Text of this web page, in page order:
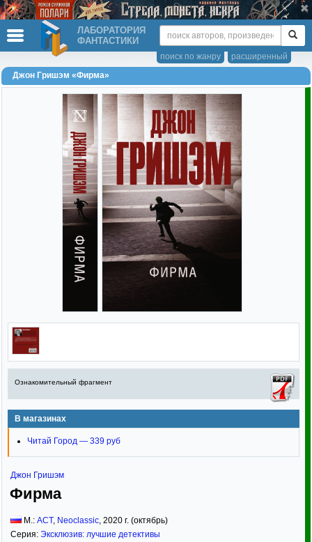
ЛАБОРАТОРИЯ
ФАНТАСТИКИ
расширенный
поиск по жанру
Джон Гришэм «Фирма»
Ознакомительный фрагмент
В магазинах
Читай Город — 339 руб
Джон Гришэм
Фирма
М.: АСТ, Neoclassic 2020 г. (октябрь)
Серия: Эксклюзив: лучшие детективы